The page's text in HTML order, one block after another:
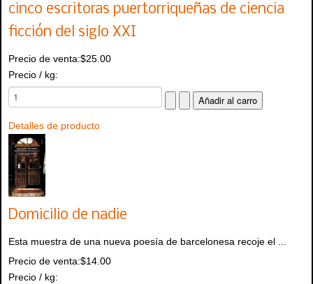
cinco escritoras puertorriqueñas de ciencia
ficción del siglo XXI
Precio de venta:$25.00
Precio / kg:
Detalles de producto
Domicilio de nadie
Esta muestra de una nueva poesía de barcelonesa recoje el ...
Precio de venta:$14.00
Precio / kg: